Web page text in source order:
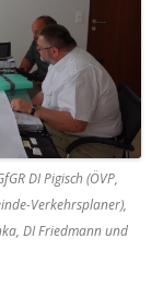
DI Pigisch (ÖVP,
Verkehrsplaner),
DI Friedmann und